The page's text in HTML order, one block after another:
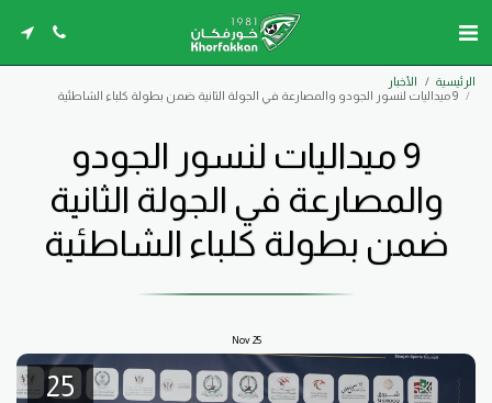
الرئيسية
الأخبار
9 ميداليات لنسور الجودو والمصارعة في الجولة الثانية ضمن بطولة كلباء الشاطئية
9 ميداليات لنسور الجودو
والمصارعة في الجولة الثانية
ضمن بطولة كلباء الشاطئية
25
Nov
25